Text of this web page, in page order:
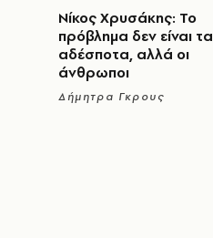
Νίκος Χρυσάκης: Το
πρόβλημα δεν είναι τα
αδέσποτα, αλλά οι
άνθρωποι
Δήμητρα Γκρους